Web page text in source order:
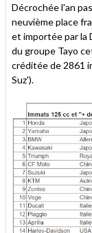
Décrochée l'an
neuvième place
et importée par la
du groupe Tayo
créditée de 2861
Suz').